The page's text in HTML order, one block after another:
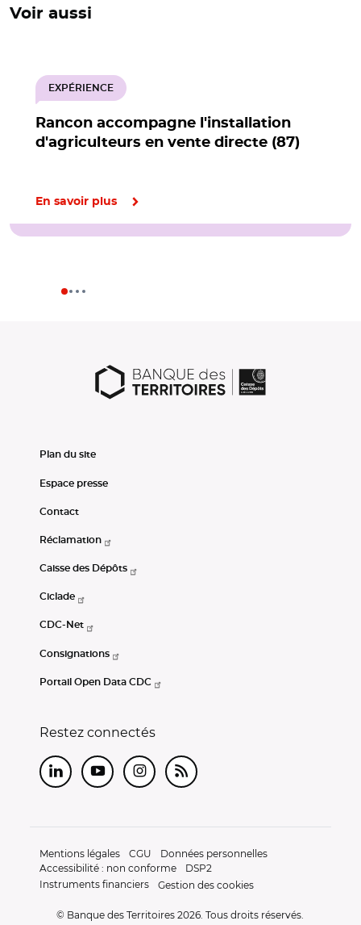
Voir aussi
Rancon accompagne l'installation
d'agriculteurs en vente directe (87)
EXPÉRIENCE
En savoir plus
Plan du site
Espace presse
Contact
Réclamation
Caisse des Dépôts
Ciclade
CDC-Net
Consignations
Portail Open Data CDC
Restez connectés
LinkedInYoutubeInstagram
RSS
Mentions légales CGU
Données personnelles
Accessibilité : non conforme
DSP2
Instruments financiers
Gestion des cookies
© Banque des Territoires 2026. Tous droits réservés.